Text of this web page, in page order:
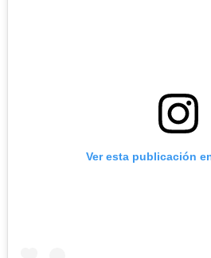
Ver esta publicación